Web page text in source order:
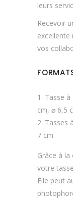
leurs
Recevoir
excellente
vos
Tasse à
cm, ⌀ 6,5
Tasses
7 cm
Grâce à
votre
Elle peut